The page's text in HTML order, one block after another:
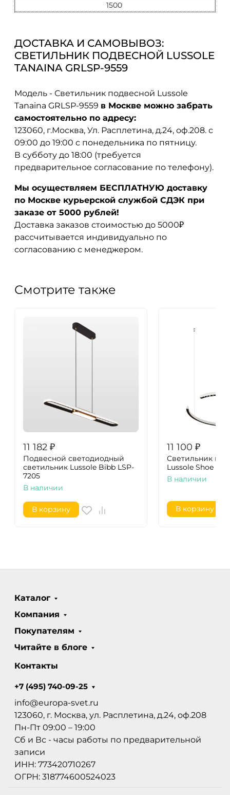
1500
ДОСТАВКА И САМОВЫВОЗ:
СВЕТИЛЬНИК ПОДВЕСНОЙ LUSSOLE
TANAINA GRLSP-9559
Модель - Светильник подвесной Lussole
Tanaina GRLSP-9559 в Москве можно забрать
самостоятельно по адресу:
123060, г.Москва, Ул. Расплетина, д.24, оф.208. с
09:00 до 19:00 с понедельника по пятницу.
В субботу до 18:00 (требуется
предварительное согласование по телефону).
Мы осуществляем БЕСПЛАТНУЮ доставку
по Москве курьерской службой СДЭК при
заказе от 5000 рублей!
Доставка заказов стоимостью до 5000₽
рассчитывается индивидуально по
согласованию с менеджером.
Смотрите также
11 182 ₽
Подвесной светодиодный
светильник Lussole Bibb LSP-
7205
В наличии
В корзину
11 100 ₽
Светильник
Lussole Shoe
В наличии
В корзину
Каталог
Компания
Покупателям
Читайте в блоге
Контакты
+7 (495) 740-09-25
info@europa-svet.ru
123060, г. Москва, ул. Расплетина, д.24, оф.208
Пн-Пт 09:00 – 19:00
Сб и Вс - часы работы по предварительной
записи
ИНН: 773420710267
ОГРН: 318774600524023